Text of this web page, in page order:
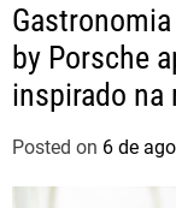
by Porsche
inspirado na
brasileiros
Posted on 6 de